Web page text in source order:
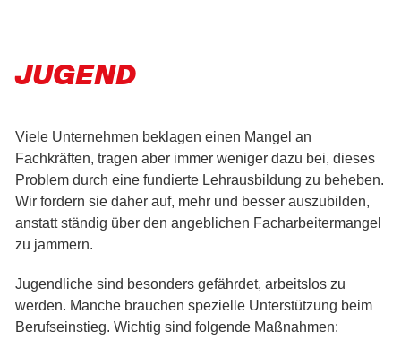
JUGEND
Viele Unternehmen beklagen einen Mangel an
Fachkräften, tragen aber immer weniger dazu bei, dieses
Problem durch eine fundierte Lehrausbildung zu beheben.
Wir fordern sie daher auf, mehr und besser auszubilden,
anstatt ständig über den angeblichen Facharbeitermangel
zu jammern.
Jugendliche sind besonders gefährdet, arbeitslos zu
werden. Manche brauchen spezielle Unterstützung beim
Berufseinstieg. Wichtig sind folgende Maßnahmen: